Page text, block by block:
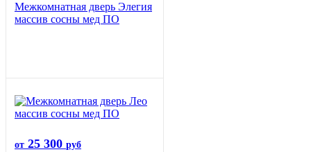
Межкомнатная дверь Элегия
массив сосны мед ПО
от 25 300 руб